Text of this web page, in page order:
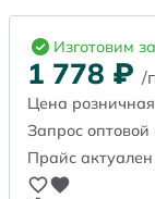
Изготовим
1 778 ₽ /
Цена
Запрос
Прайс